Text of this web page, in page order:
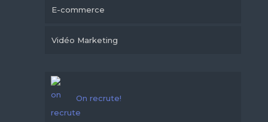
E-commerce
Vidéo Marketing
On recrute!